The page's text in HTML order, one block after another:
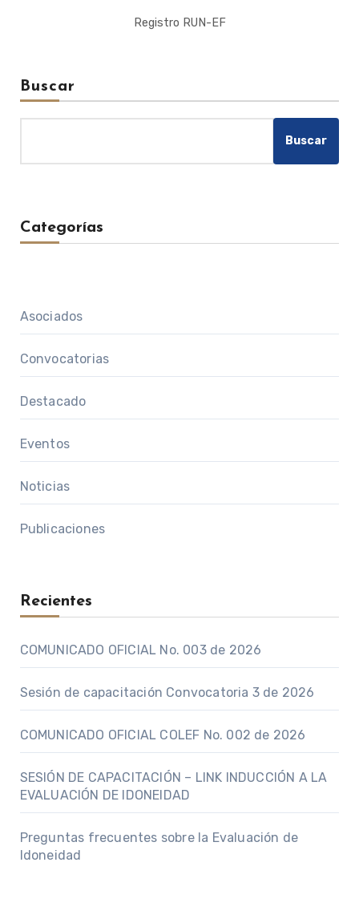
Registro RUN-EF
Buscar
Buscar
Categorías
Asociados
Convocatorias
Destacado
Eventos
Noticias
Publicaciones
Recientes
COMUNICADO OFICIAL No. 003 de 2026
Sesión de capacitación Convocatoria 3 de 2026
COMUNICADO OFICIAL COLEF No. 002 de 2026
SESIÓN DE CAPACITACIÓN – LINK INDUCCIÓN A LA
EVALUACIÓN DE IDONEIDAD
Preguntas frecuentes sobre la Evaluación de
Idoneidad